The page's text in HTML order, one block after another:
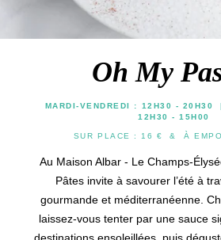
Oh My
MARDI-VENDREDI : 12H30 -
12H30 - 15H00
SUR PLACE : 16 € & À
Au Maison Albar - Le Champs-
Pâtes invite à savourer l’été à
gourmande et méditerranéenne.
laissez-vous tenter par une sauce